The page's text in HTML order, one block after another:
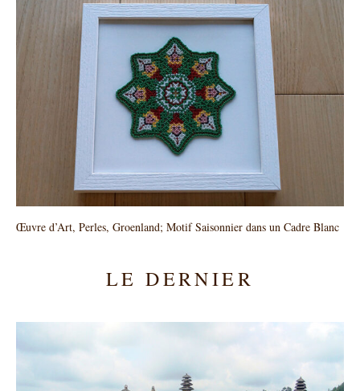
Œuvre d’Art, Perles, Groenland; Motif Saisonnier dans un Cadre Blanc
LE DERNIER